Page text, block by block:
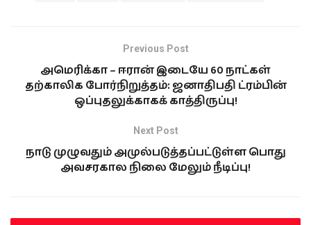
Previous Post
அமெரிக்கா – ஈரான் இடையே 60 நாட்கள்
தற்காலிக போர்நிறுத்தம்: ஜனாதிபதி ட்ரம்பின்
ஒப்புதலுக்காகக் காத்திருப்பு!
Next Post
நாடு முழுவதும் அமுல்படுத்தப்பட்டுள்ள பொது
அவசரகால நிலை மேலும் நீடிப்பு!